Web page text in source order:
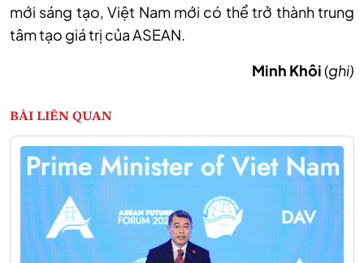
mới sáng tạo, Việt Nam mới có thể trở thành trung
tâm tạo giá trị của ASEAN.
Minh Khôi(ghi)
BÀI LIÊN QUAN